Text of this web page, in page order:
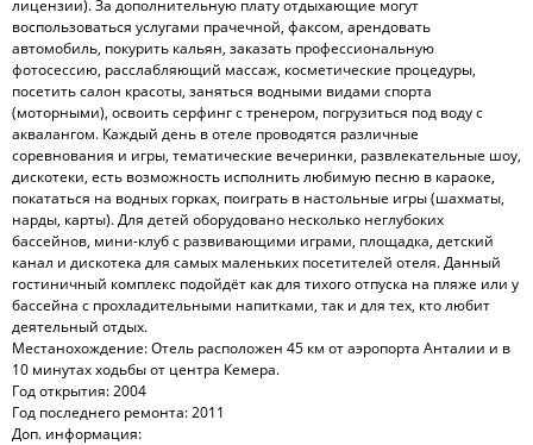
лицензии). За дополнительную плату отдыхающие могут
воспользоваться услугами прачечной, факсом, арендовать
автомобиль, покурить кальян, заказать профессиональную
фотосессию, расслабляющий массаж, косметические процедуры,
посетить салон красоты, заняться водными видами спорта
(моторными), освоить серфинг с тренером, погрузиться под воду с
аквалангом. Каждый день в отеле проводятся различные
соревнования и игры, тематические вечеринки, развлекательные шоу,
дискотеки, есть возможность исполнить любимую песню в караоке,
покататься на водных горках, поиграть в настольные игры (шахматы,
нарды, карты). Для детей оборудовано несколько неглубоких
бассейнов, мини-клуб с развивающими играми, площадка, детский
канал и дискотека для самых маленьких посетителей отеля. Данный
гостиничный комплекс подойдёт как для тихого отпуска на пляже или у
бассейна с прохладительными напитками, так и для тех, кто любит
деятельный отдых.
Местанохождение: Отель расположен 45 км от аэропорта Анталии и в
10 минутах ходьбы от центра Кемера.
Год открытия: 2004
Год последнего ремонта: 2011
Доп. информация: